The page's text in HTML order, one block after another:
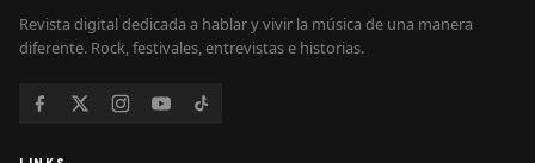
Revista digital dedicada a hablar y vivir la música de una manera
diferente. Rock, festivales, entrevistas e historias.